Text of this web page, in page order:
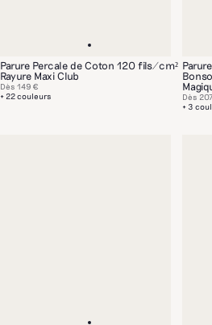
Parure Percale de Coton 120 fils/cm²
Rayure Maxi Club
+ 22 couleurs
Dès 149 €
+ 3
Dès